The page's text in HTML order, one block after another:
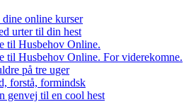
online kurser
urter til din hest
til Husbehov Online.
til Husbehov Online. For viderekomne.
på tre uger
forstå, formindsk
genvej til en cool hest